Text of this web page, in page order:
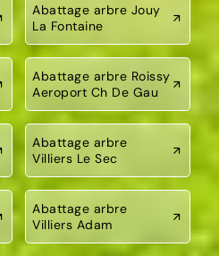
Abattage arbre Jouy
La Fontaine
Abattage arbre Roissy
Aeroport Ch De Gau
Abattage arbre
Villiers Le Sec
Abattage arbre
Villiers Adam